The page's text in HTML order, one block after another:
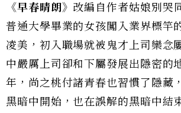
《早春晴朗》 改編自作者姑娘別哭
普通大學畢業的女孩闖入業界標竿
凌美，初入職場就被鬼才上司欒念
中嚴厲上司卻和下屬發展出隱密的
年，尚之桃付諸青春也習慣了隱藏
黑暗中開始，也在誤解的黑暗中結